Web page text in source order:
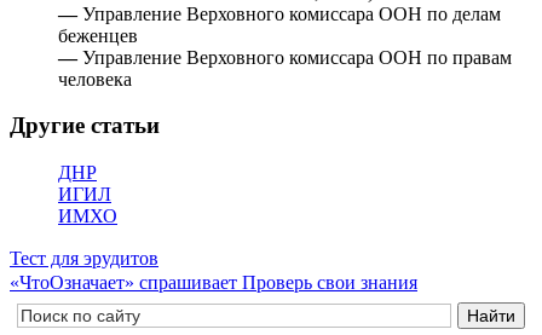
—Управление Верховного комиссара ООН по делам
беженцев
—Управление Верховного комиссара ООН по правам
человека
Другие статьи
ДНР
ИГИЛ
ИМХО
Тест для эрудитов
«ЧтоОзначает» спрашивает Проверь свои знания